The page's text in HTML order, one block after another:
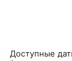
Доступные